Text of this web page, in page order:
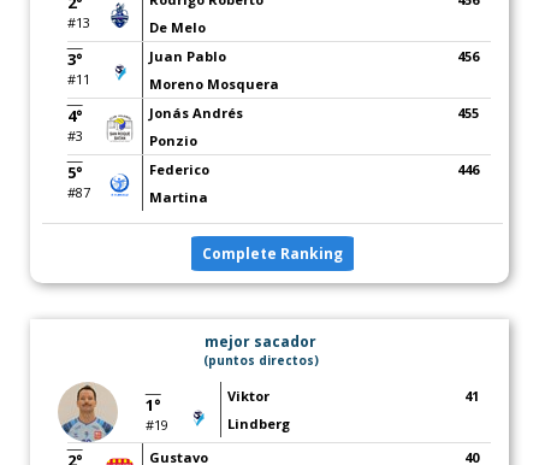
#13
De Melo
3°
#11
Juan Pablo
Moreno Mosquera
456
4°
#3
Jonás Andrés
Ponzio
455
5°
#87
Federico
Martina
446
Complete Ranking
mejor sacador
(puntos directos)
1°
#19
Viktor
Lindberg
41
2° Gustavo 40